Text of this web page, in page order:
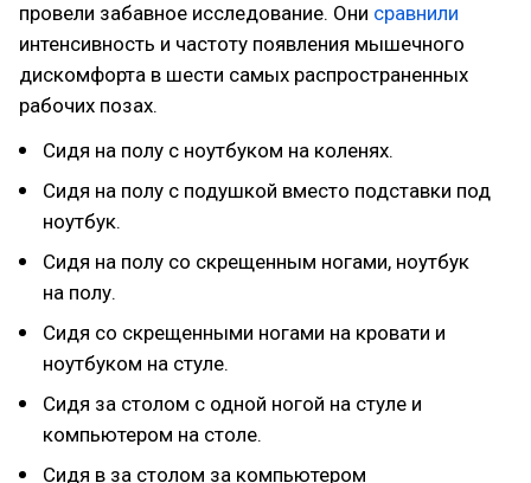
провели забавное исследование. Они сравнили
интенсивность и частоту появления мышечного
дискомфорта в шести самых распространенных
рабочих позах.
Сидя на полу с ноутбуком на коленях.
Сидя на полу с подушкой вместо подставки под
ноутбук.
Сидя на полу со скрещенным ногами, ноутбук
на полу.
Сидя со скрещенными ногами на кровати и
ноутбуком на стуле.
Сидя за столом с одной ногой на стуле и
компьютером на столе.
Сидя в за столом за компьютером